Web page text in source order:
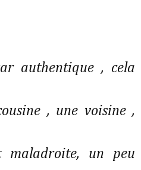
authentique , cela
, une voisine ,
maladroite, un peu